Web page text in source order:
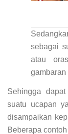
sebagai
atau
gambaran
Sehingga
suatu ucapan
disampaikan
Beberapa